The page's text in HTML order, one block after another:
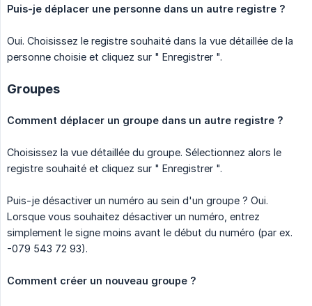
Puis-je déplacer une personne dans un autre registre ?
Oui. Choisissez le registre souhaité dans la vue détaillée de la
personne choisie et cliquez sur " Enregistrer ".
Groupes
Comment déplacer un groupe dans un autre registre ?
Choisissez la vue détaillée du groupe. Sélectionnez alors le
registre souhaité et cliquez sur " Enregistrer ".
Puis-je désactiver un numéro au sein d'un groupe ? Oui.
Lorsque vous souhaitez désactiver un numéro, entrez
simplement le signe moins avant le début du numéro (par ex.
-079 543 72 93).
Comment créer un nouveau groupe ?